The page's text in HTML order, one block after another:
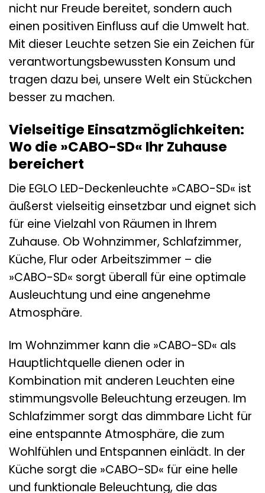
nicht nur Freude bereitet, sondern auch
einen positiven Einfluss auf die Umwelt hat.
Mit dieser Leuchte setzen Sie ein Zeichen für
verantwortungsbewussten Konsum und
tragen dazu bei, unsere Welt ein Stückchen
besser zu machen.
Vielseitige Einsatzmöglichkeiten:
Wo die »CABO-SD« Ihr Zuhause
bereichert
Die EGLO LED-Deckenleuchte »CABO-SD« ist
äußerst vielseitig einsetzbar und eignet sich
für eine Vielzahl von Räumen in Ihrem
Zuhause. Ob Wohnzimmer, Schlafzimmer,
Küche, Flur oder Arbeitszimmer – die
»CABO-SD« sorgt überall für eine optimale
Ausleuchtung und eine angenehme
Atmosphäre.
Im Wohnzimmer kann die »CABO-SD« als
Hauptlichtquelle dienen oder in
Kombination mit anderen Leuchten eine
stimmungsvolle Beleuchtung erzeugen. Im
Schlafzimmer sorgt das dimmbare Licht für
eine entspannte Atmosphäre, die zum
Wohlfühlen und Entspannen einlädt. In der
Küche sorgt die »CABO-SD« für eine helle
und funktionale Beleuchtung, die das